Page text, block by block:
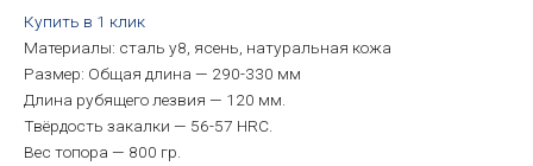
Купить в 1 клик
Материалы: сталь у8, ясень, натуральная кожа
Размер: Общая длина — 290-330 мм
Длина рубящего лезвия — 120 мм.
Твёрдость закалки — 56-57 HRC.
Вес топора — 800 гр.